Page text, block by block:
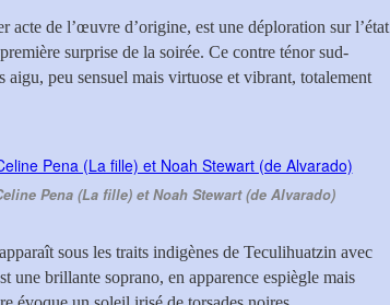
acte de l’œuvre d’origine, est une déploration sur l’état
surprise de la soirée. Ce contre ténor sud-
peu sensuel mais virtuose et vibrant, totalement
Pena (La fille) et Noah Stewart (de Alvarado)
sous les traits indigènes de Teculihuatzin avec
une brillante soprano, en apparence espiègle mais